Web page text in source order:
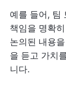
예를 들어, 팀
책임을 명확
논의된 내용
을 듣고 가치
니다.